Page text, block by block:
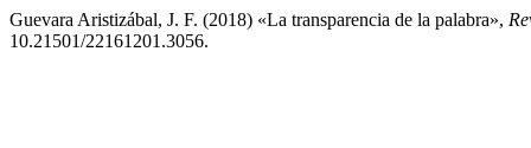
Guevara Aristizábal, J. F. (2018) «La transparencia de la palabra»,
10.21501/22161201.3056.